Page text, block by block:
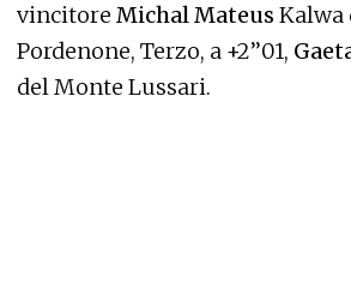
vincitore Michal Mateus Kalwa
Pordenone, Terzo, a +2’’01,
del Monte Lussari.